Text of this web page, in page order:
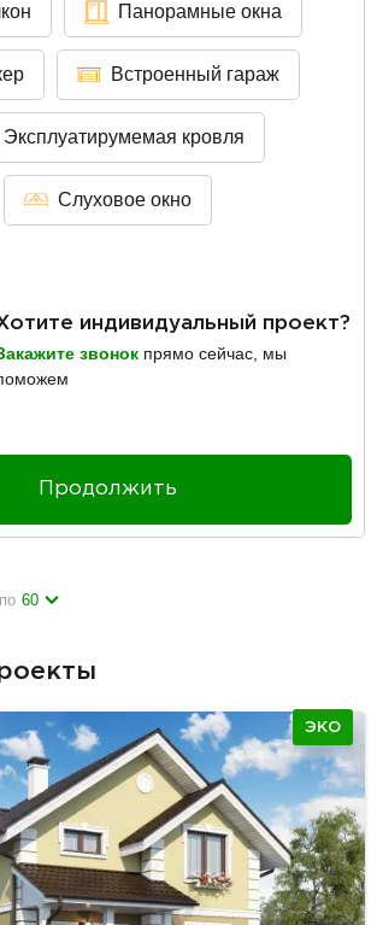
Панорамные окна
Встроенный гараж
Эксплуатирумемая кровля
Слуховое окно
индивидуальный проект?
звонок прямо сейчас, мы
Продолжить
60
ЭКО